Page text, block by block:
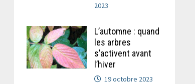
2023
L’automne : quand
les arbres
s’activent avant
l’hiver
19 octobre 2023